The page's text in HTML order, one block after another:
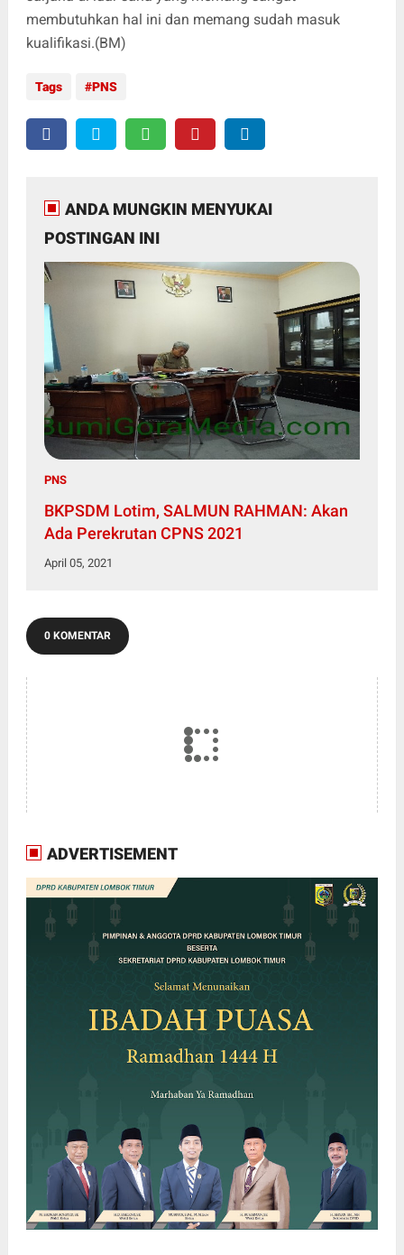
membutuhkan hal ini dan memang sudah masuk
kualifikasi.(BM)
Tags PNS
ANDA MUNGKIN MENYUKAI
POSTINGAN INI
PNS
BKPSDM Lotim, SALMUN RAHMAN: Akan
Ada Perekrutan CPNS 2021
April 05, 2021
0 KOMENTAR
ADVERTISEMENT